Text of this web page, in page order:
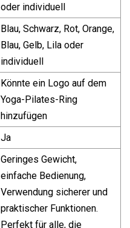
oder individuell
Blau, Schwarz, Rot, Orange,
Blau, Gelb, Lila oder
individuell
Könnte ein Logo auf dem
Yoga-Pilates-Ring
hinzufügen
Ja
Geringes Gewicht,
einfache Bedienung,
Verwendung sicherer und
praktischer Funktionen.
Perfekt für alle, die